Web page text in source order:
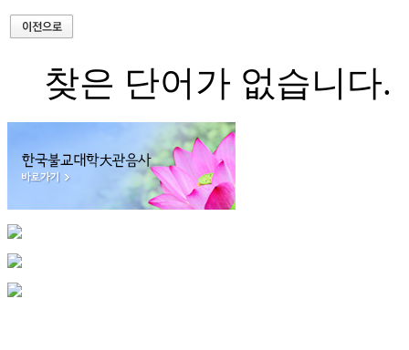
찾은 단어가 없습니다.